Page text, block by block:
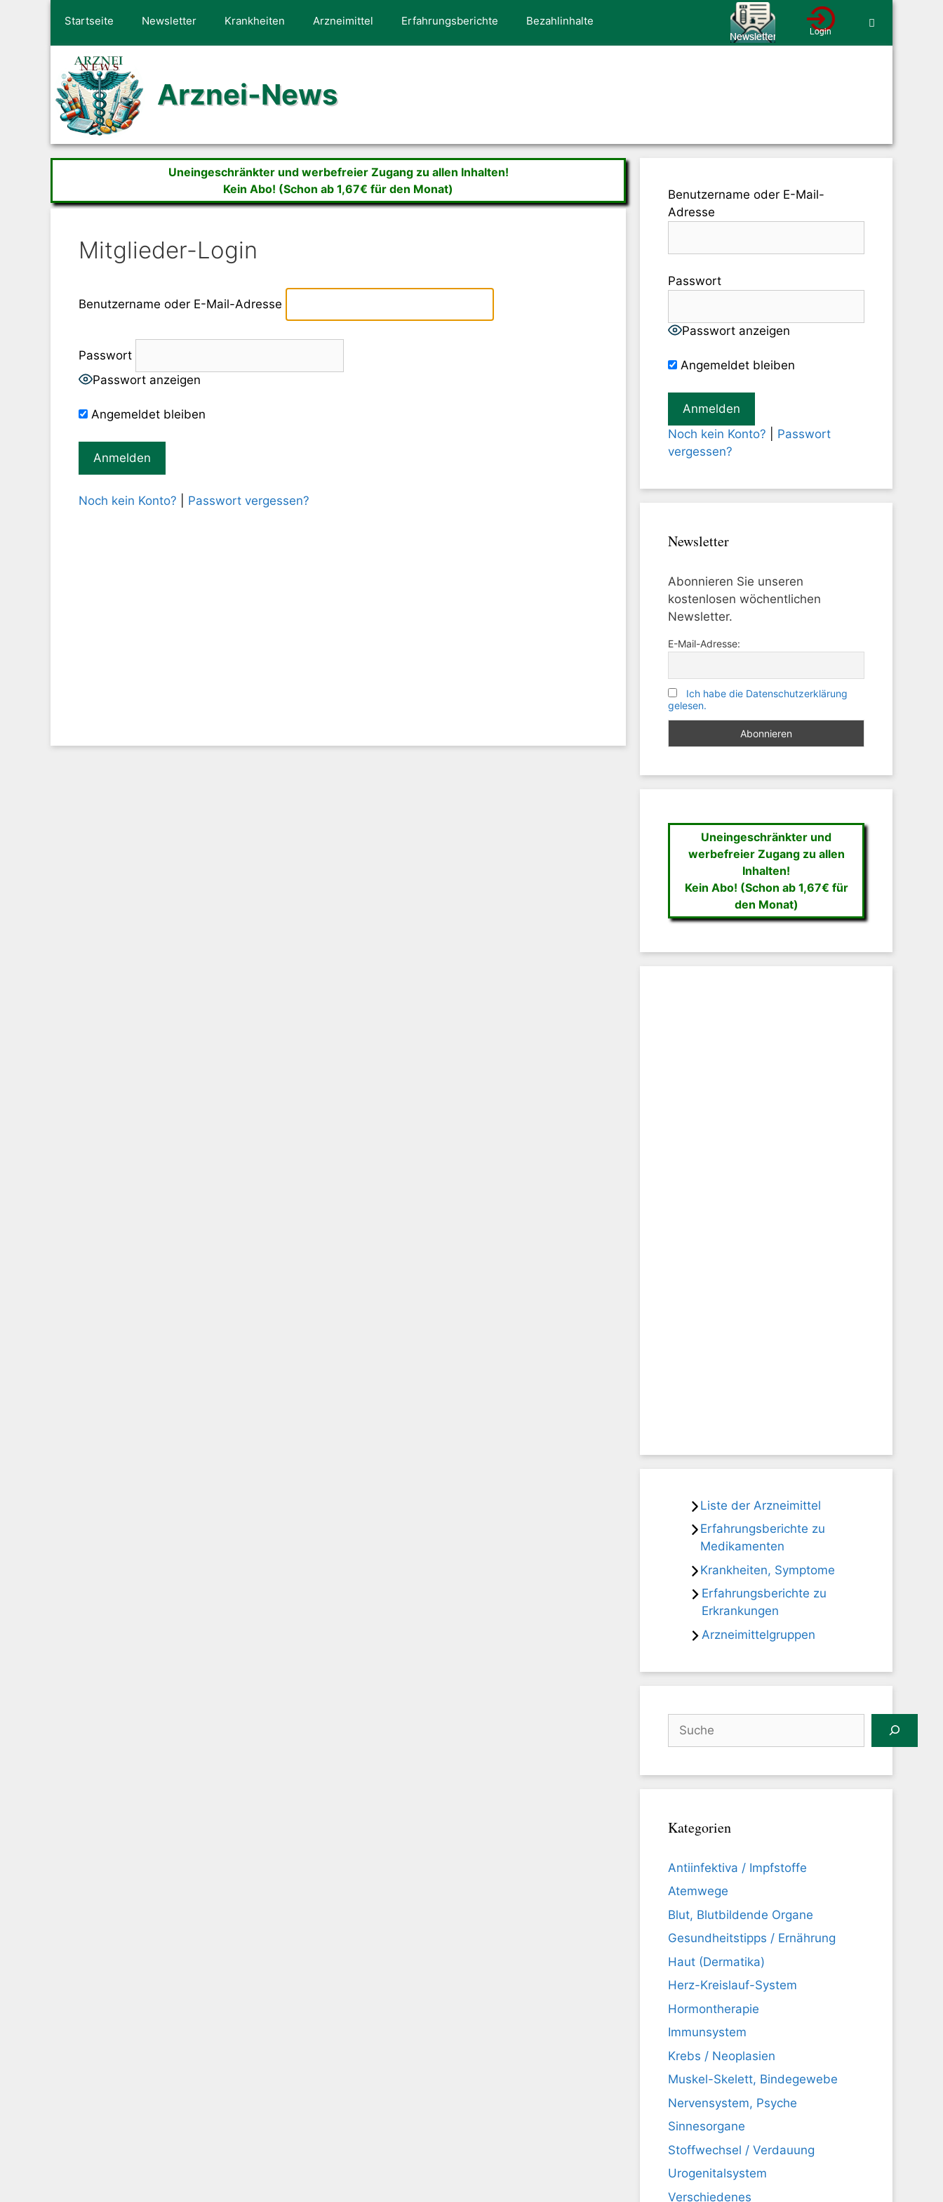
Startseite Newsletter Krankheiten Arzneimittel Erfahrungsberichte Bezahlinhalte
Arznei-News
Uneingeschränkter und werbefreier Zugang zu allen Inhalten!
Kein Abo! (Schon ab 1,67€ für den Monat)
Mitglieder-Login
Benutzername oder E-Mail-Adresse
Passwort
Passwort anzeigen
Angemeldet bleiben
Noch kein Konto? Passwort vergessen?
Benutzername oder E-Mail-
Adresse
Passwort
Passwort anzeigen
Angemeldet bleiben
Noch kein Konto?
Passwort
vergessen?
Newsletter
Abonnieren Sie unseren
kostenlosen wöchentlichen
Newsletter.
E-Mail-Adresse:
Ich habe die Datenschutzerklärung
gelesen.
Uneingeschränkter und
werbefreier Zugang zu allen
Inhalten!
Kein Abo! (Schon ab 1,67€ für
den Monat)
Liste der Arzneimittel
Erfahrungsberichte zu
Medikamenten
Krankheiten, Symptome
Erfahrungsberichte zu
Erkrankungen
Arzneimittelgruppen
Kategorien
Antiinfektiva / Impfstoffe
Atemwege
Blut, Blutbildende Organe
Gesundheitstipps / Ernährung
Haut (Dermatika)
Herz-Kreislauf-System
Hormontherapie
Immunsystem
Krebs / Neoplasien
Muskel-Skelett, Bindegewebe
Nervensystem, Psyche
Sinnesorgane
Stoffwechsel / Verdauung
Urogenitalsystem
Verschiedenes